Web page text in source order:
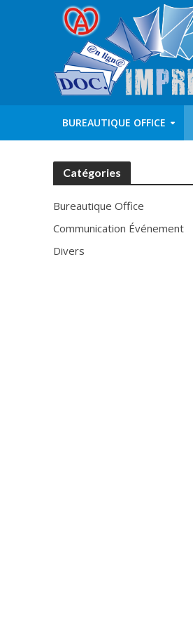
BUREAUTIQUE OFFICE
Catégories
Bureautique Office
Communication Événement
Divers